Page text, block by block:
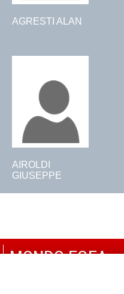
AGRESTI ALAN
AIROLDI
GIUSEPPE
MONDO EGEA